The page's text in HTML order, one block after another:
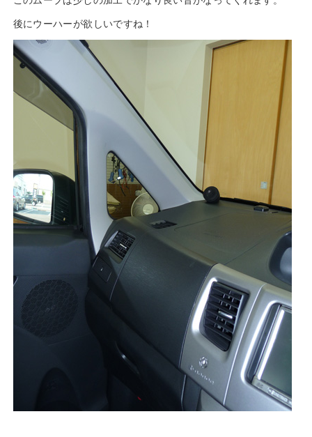
後にウーハーが欲しいですね！